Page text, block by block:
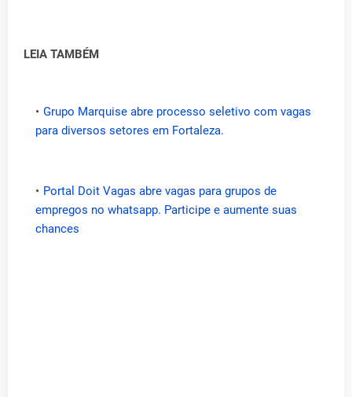
LEIA TAMBÉM
Grupo Marquise abre processo seletivo com vagas
para diversos setores em Fortaleza.
Portal Doit Vagas abre vagas para grupos de
empregos no whatsapp. Participe e aumente suas
chances